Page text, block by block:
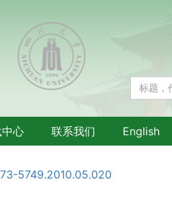
心 联系我们 English
5749.2010.05.020